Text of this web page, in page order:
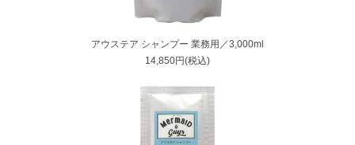
アウステア シャンプー 業務用／3,000ml
14,850円(税込)